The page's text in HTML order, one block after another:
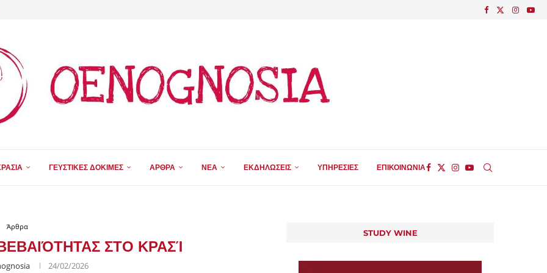
ΓΕΥΣΤΙΚΕΣ ΔΟΚΙΜΕΣ ΑΡΘΡΑ ΝΕΑ ΕΚΔΗΛΩΣΕΙΣ ΥΠΗΡΕΣΙΕΣ ΕΠΙΚΟΙΝΩΝΙΑ
Άρθρα
ΣΤΟ ΚΡΑΣΊ
24/02/2026
STUDY WINE